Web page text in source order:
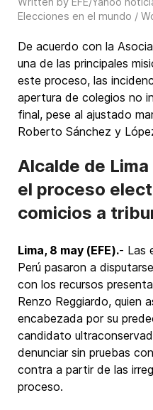
Elecciones en el mundo /
De acuerdo con la
una de las principales
este proceso, las
apertura de colegios no
final, pese al ajustado
Roberto Sánchez y
Alcalde de
el proceso
comicios a
Lima, 8 may (EFE).- Las
Perú pasaron a
con los recursos
Renzo Reggiardo, quien
encabezada por su
candidato
denunciar sin pruebas
contra a partir de las
proceso.